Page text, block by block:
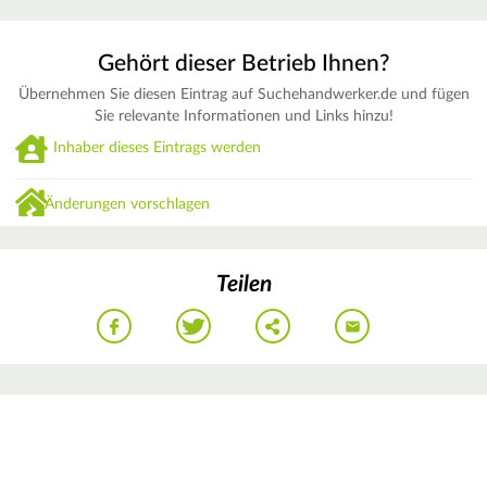
Gehört dieser Betrieb Ihnen?
Übernehmen Sie diesen Eintrag auf Suchehandwerker.de und fügen
Sie relevante Informationen und Links hinzu!
Inhaber dieses Eintrags werden
Änderungen vorschlagen
Teilen